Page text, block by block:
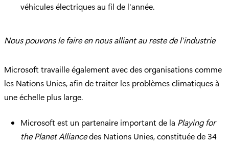
véhicules électriques au fil de l'année.
Nous pouvons le faire en nous alliant au reste de l'industrie
Microsoft travaille également avec des organisations comme
les Nations Unies, afin de traiter les problèmes climatiques à
une échelle plus large.
Microsoft est un partenaire important de la Playing for
the Planet Alliancedes Nations Unies, constituée de 34